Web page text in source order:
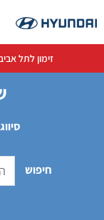
זימון לתל
סיווג
חיפוש